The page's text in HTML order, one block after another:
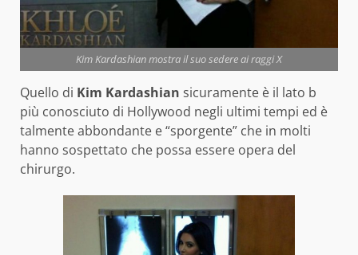
Kim Kardashian mostra il suo sedere ai raggi X
Quello di Kim Kardashian sicuramente è il lato b
più conosciuto di Hollywood negli ultimi tempi ed è
talmente abbondante e “sporgente” che in molti
hanno sospettato che possa essere opera del
chirurgo.